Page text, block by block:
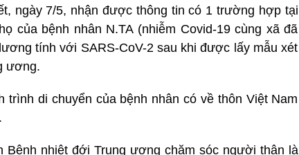
ngày 7/5, nhận được thông tin có 1 trường hợp tại
của bệnh nhân N.TA (nhiễm Covid-19 cùng xã đã
tính với SARS-CoV-2 sau khi được lấy mẫu xét
ương.
trình di chuyển của bệnh nhân có về thôn Việt Nam
Bệnh nhiệt đới Trung ương chăm sóc người thân là